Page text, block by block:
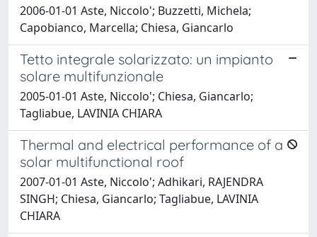
2006-01-01 Aste, Niccolo'; Buzzetti, Michela;
Capobianco, Marcella; Chiesa, Giancarlo
Tetto integrale solarizzato: un impianto
solare multifunzionale
2005-01-01 Aste, Niccolo'; Chiesa, Giancarlo;
Tagliabue, LAVINIA CHIARA
Thermal and electrical performance of a
solar multifunctional roof
2007-01-01 Aste, Niccolo'; Adhikari, RAJENDRA
SINGH; Chiesa, Giancarlo; Tagliabue, LAVINIA
CHIARA